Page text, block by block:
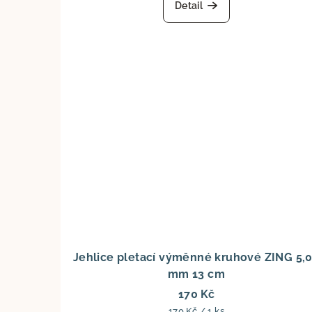
Detail
Jehlice pletací výměnné kruhové ZING
mm 13 cm
170 Kč